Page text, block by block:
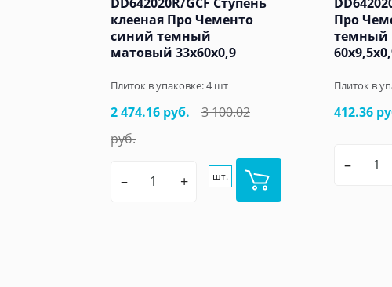
клееная Про Чементо
синий темный
матовый 33x60x0,9
Плиток в упаковке:4шт
2 474.16 руб.
3 100.02
руб.
– + шт.
Про
темный
Плиток в
412.36
–